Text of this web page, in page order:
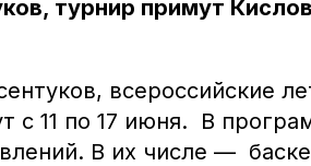
турнир примут
всероссийские
с 11 по 17 июня. В
В их числе —